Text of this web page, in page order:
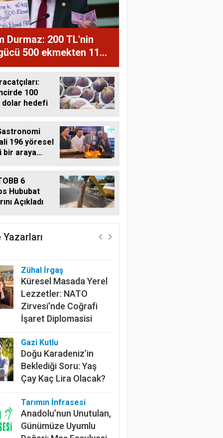
Durmaz: 200 TL'nin
500 ekmekten 11
düştü
100
dolar hedefi
196 yöresel
bir araya
6
Hububat
Açıkladı
Yazarları
Harun Göksel
Geleceğin Pamuğu:
Doğal, İzlenebilir ve
Zühal İrgaş
Küresel Masada Yerel
Lezzetler: NATO
Zirvesi’nde Coğrafi
İşaret Diplomasisi
Gazi Kutlu
Doğu Karadeniz’in
Beklediği Soru: Yaş
Çay Kaç Lira Olacak?
Tarımın İnfrasesi
Anadolu’nun Unutulan,
Günümüze Uyumlu